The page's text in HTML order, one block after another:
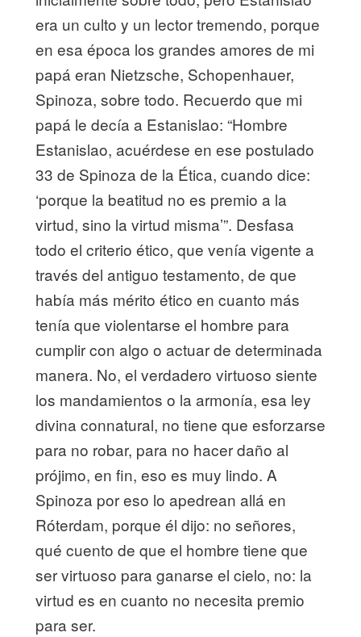
era un culto y un lector tremendo, porque
en esa época los grandes amores de mi
papá eran Nietzsche, Schopenhauer,
Spinoza, sobre todo. Recuerdo que mi
papá le decía a Estanislao: “Hombre
Estanislao, acuérdese en ese postulado
33 de Spinoza de la Ética, cuando dice:
‘porque la beatitud no es premio a la
virtud, sino la virtud misma’”. Desfasa
todo el criterio ético, que venía vigente a
través del antiguo testamento, de que
había más mérito ético en cuanto más
tenía que violentarse el hombre para
cumplir con algo o actuar de determinada
manera. No, el verdadero virtuoso siente
los mandamientos o la armonía, esa ley
divina connatural, no tiene que esforzarse
para no robar, para no hacer daño al
prójimo, en fin, eso es muy lindo. A
Spinoza por eso lo apedrean allá en
Róterdam, porque él dijo: no señores,
qué cuento de que el hombre tiene que
ser virtuoso para ganarse el cielo, no: la
virtud es en cuanto no necesita premio
para ser.